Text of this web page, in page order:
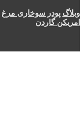
وبلاگ پودر سوخاری مرغ
امریکن گاردن